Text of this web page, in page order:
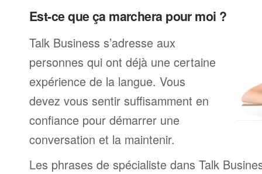
Est-ce que ça marchera pour moi ?
Talk Business s’adresse aux
personnes qui ont déjà une certaine
expérience de la langue. Vous
devez vous sentir suffisamment en
confiance pour démarrer une
conversation et la maintenir.
Les phrases de spécialiste dans Talk